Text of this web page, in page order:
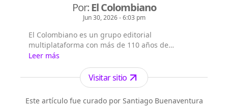
Por:El Colombiano
Jun 30, 2026 - 6:03 pm
El Colombiano es un grupo editorial
multiplataforma con más de 110 años de
existencia. Nació en la ciudad de Medellín en
Antioquia. Fundado el 6 de febrero de 1912 por
Francisco de Paula Pérez, se ha especializado en
la investigación y generación de contenidos
periodísticos para diferentes plataformas en las
que provee a las audiencias de piezas mult...
Leer más
Visitar sitio
Este artículo fue curado por Santiago Buenaventura